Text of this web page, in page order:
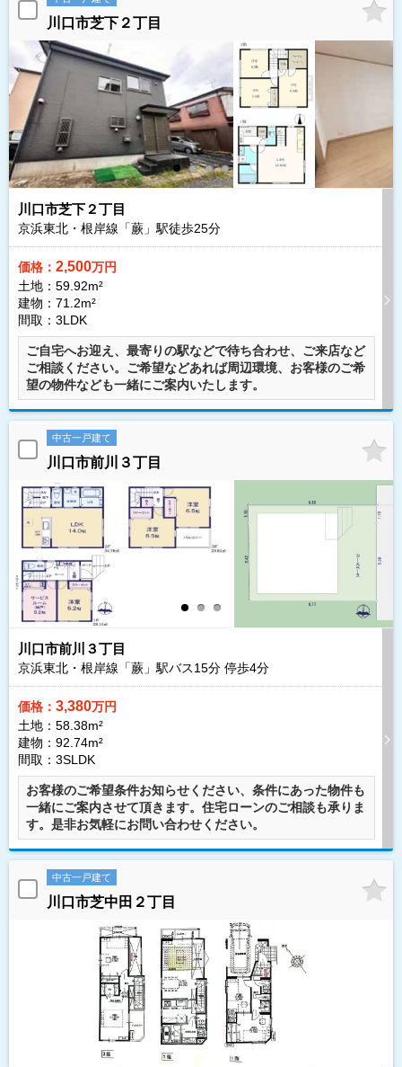
川口市芝下２丁目
川口市芝下２丁目
京浜東北・根岸線「蕨」駅徒歩25分
価格： 2,500万円
土地：59.92m²
建物：71.2m²
間取：3LDK
ご自宅へお迎え、最寄りの駅などで待ち合わせ、ご来店など
ご相談ください。ご希望などあれば周辺環境、お客様のご希
望の物件なども一緒にご案内いたします。
中古一戸建て
川口市前川３丁目
川口市前川３丁目
京浜東北・根岸線「蕨」駅バス15分 停歩4分
価格： 3,380万円
土地：58.38m²
建物：92.74m²
間取：3SLDK
お客様のご希望条件お知らせください、条件にあった物件も
一緒にご案内させて頂きます。住宅ローンのご相談も承りま
す。是非お気軽にお問い合わせください。
中古一戸建て
川口市芝中田２丁目